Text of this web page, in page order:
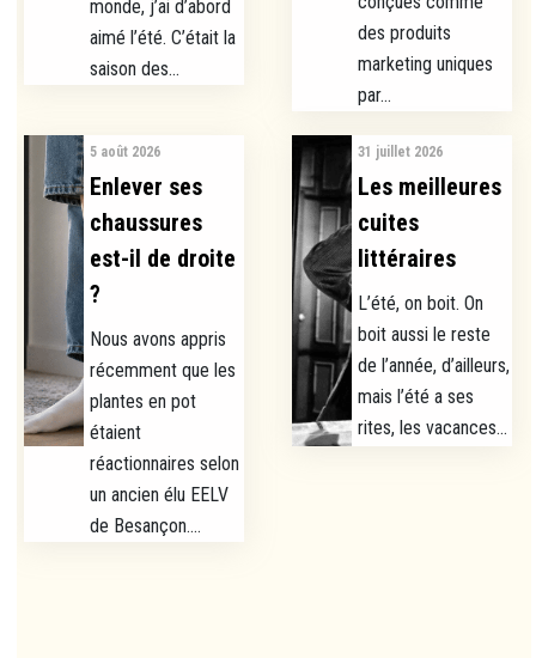
monde, j’ai d’abord
aimé l’été. C’était la
saison des...
des produits
marketing uniques
par...
5 août 2026
Enlever ses
chaussures
est-il de droite
?
Nous avons appris
récemment que les
plantes en pot
étaient
réactionnaires selon
un ancien élu EELV
de Besançon....
31 juillet 2026
Les meilleures
cuites
littéraires
L’été, on boit. On
boit aussi le reste
de l’année, d’ailleurs,
mais l’été a ses
rites, les vacances...